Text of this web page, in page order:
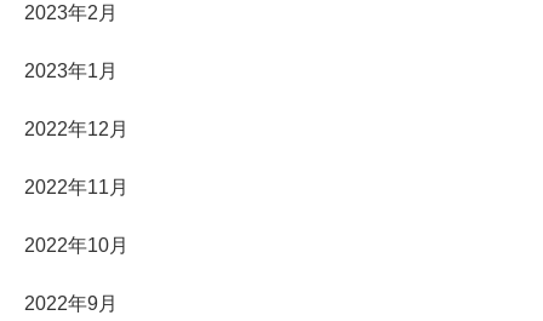
2023年2月
2023年1月
2022年12月
2022年11月
2022年10月
2022年9月